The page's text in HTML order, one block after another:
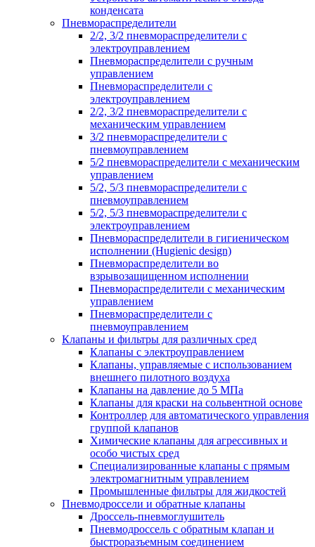
конденсата
Пневмораспределители
2/2, 3/2 пневмораспределители с
электроуправлением
Пневмораспределители с ручным
управлением
Пневмораспределители с
электроуправлением
2/2, 3/2 пневмораспределители с
механическим управлением
3/2 пневмораспределители с
пневмоуправлением
5/2 пневмораспределители с механическим
управлением
5/2, 5/3 пневмораспределители с
пневмоуправлением
5/2, 5/3 пневмораспределители с
электроуправлением
Пневмораспределители в гигиеническом
исполнении (Hugienic design)
Пневмораспределители во
взрывозащищенном исполнении
Пневмораспределители с механическим
управлением
Пневмораспределители с
пневмоуправлением
Клапаны и фильтры для различных сред
Клапаны с электроуправлением
Клапаны, управляемые с использованием
внешнего пилотноrо воздуха
Клапаны на давление до 5 МПа
Клапаны для краски на сольвентной основе
Контроллер для автоматического управления
группой клапанов
Химические клапаны для агрессивных и
особо чистых сред
Специализированные клапаны с прямым
электромагнитным управлением
Промышленные фильтры для жидкостей
Пневмодроссели и обратные клапаны
Дроссель-пневмоглушитель
Пневмодроссель с обратным клапан и
быстроразъемным соединением